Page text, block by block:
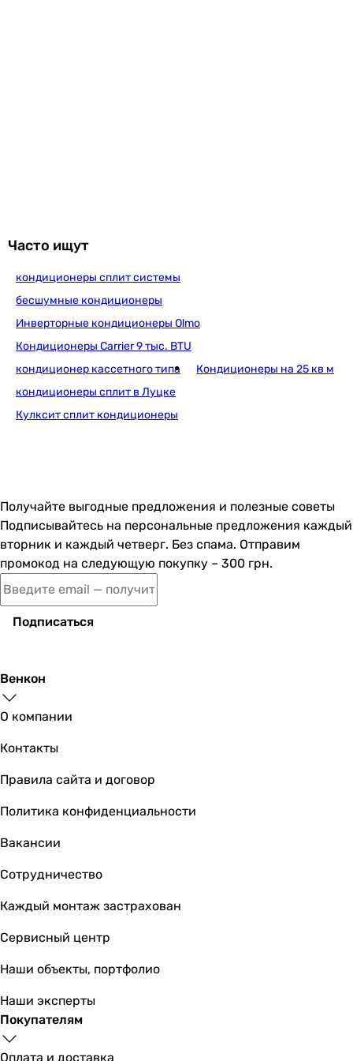
3.68
3.68
3.68
3.99
3.99
4.37
4
4.12
4
4.12
4.12
4.04
4.04
SEER
7.5
7.33
7.5
7.5
7.5
8.73
6.5
SCOP
4.6
4.6
4.6
4.6
4.6
5.15
Часто ищут
кондиционеры сплит системы
бесшумные кондиционеры
Инверторные кондиционеры Olmo
Кондиционеры Carrier 9 тыс. BTU
кондиционер кассетного типа
Кондиционеры на 25 кв м
кондиционеры сплит в Луцке
Кулксит сплит кондиционеры
Получайте выгодные предложения и полезные советы
Подписывайтесь на персональные предложения каждый
вторник и каждый четверг. Без спама. Отправим
промокод на следующую покупку – 300 грн.
Подписаться
Венкон
О компании
Контакты
Правила сайта и договор
Политика конфиденциальности
Вакансии
Сотрудничество
Каждый монтаж застрахован
Сервисный центр
Наши объекты, портфолио
Наши эксперты
Покупателям
Оплата и доставка